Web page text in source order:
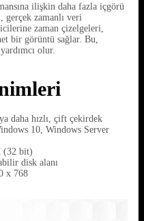
ilişkin daha fazla içgörü
gerçek zamanlı veri
zaman çizelgeleri,
bir görüntü sağlar. Bu,
olur.
daha hızlı, çift çekirdek
10, Windows Server
(32 bit)
disk alanı
x 768